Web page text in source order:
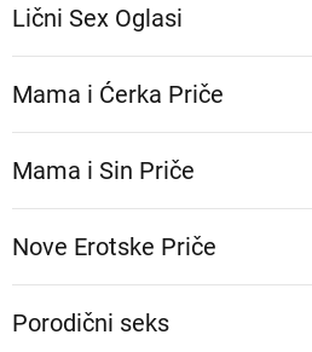
Lični Sex Oglasi
Mama i Ćerka Priče
Mama i Sin Priče
Nove Erotske Priče
Porodični seks